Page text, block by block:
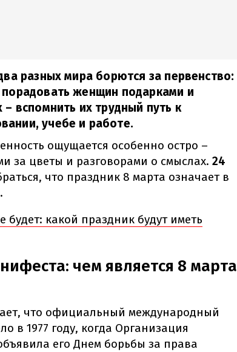
разных мира борются за первенство:
женщин подарками и
– вспомнить их трудный путь к
учебе и работе.
ощущается особенно остро –
за цветы и разговорами о смыслах. 24
что праздник 8 марта означает в
будет: какой праздник будут иметь
чем является 8 марта
что официальный международный
в 1977 году, когда Организация
его Днем борьбы за права